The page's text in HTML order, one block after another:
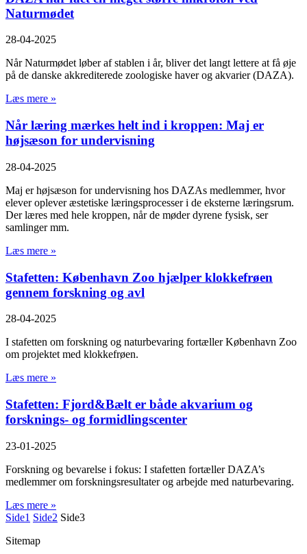
Naturmødet
28-04-2025
Når Naturmødet løber af stablen i år, bliver det langt lettere at få øje
på de danske akkrediterede zoologiske haver og akvarier (DAZA).
Læs mere »
Når læring mærkes helt ind i kroppen: Maj er
højsæson for undervisning
28-04-2025
Maj er højsæson for undervisning hos DAZAs medlemmer, hvor
elever oplever æstetiske læringsprocesser i de eksterne læringsrum.
Der læres med hele kroppen, når de møder dyrene fysisk, ser
samlinger mm.
Læs mere »
Stafetten: København Zoo hjælper klokkefrøen
gennem forskning og avl
28-04-2025
I stafetten om forskning og naturbevaring fortæller København Zoo
om projektet med klokkefrøen.
Læs mere »
Stafetten: Fjord&Bælt er både akvarium og
forsknings- og formidlingscenter
23-01-2025
Forskning og bevarelse i fokus: I stafetten fortæller DAZA’s
medlemmer om forskningsresultater og arbejde med naturbevaring.
Læs mere »
Side1 Side2 Side3
Sitemap